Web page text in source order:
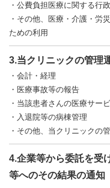
・公費負担医療に関する行
・その他、医療・介護・労
ための利用
3.当クリニックの管理
・会計・経理
・医療事故等の報告
・当該患者さんの医療サー
・入退院等の病棟管理
・その他、当クリニックの
4.企業等から委託を受
等へのその結果の通知